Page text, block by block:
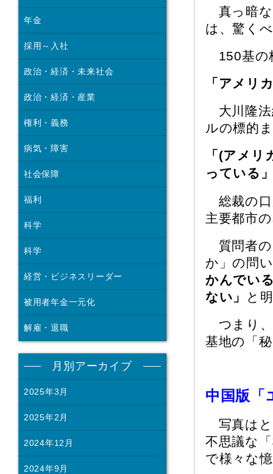
真っ暗な
は、驚く
150基の
「アメリ
大川隆法
ルの標的
「(アメ
っている
総裁の口
主要都市
質問者の
か」の問
かんでい
ない」
と
つまり、
基地の「
中国版「
写真はと
不思議な
で様々な
年金
採用～入社
政治・経済・未来社会
政治・経済・産業
権利・義務
病気・障害
社会保障
福利
科学
科学
経営・ビジネスリーダー
被用者年金一元化
解雇・退職
月別アーカイブ
2025年3月
2025年2月
2024年12月
2024年9月